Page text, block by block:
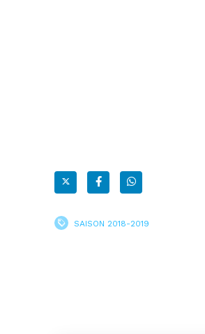
SAISON 2018-2019